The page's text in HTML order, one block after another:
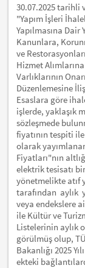
30.07.2025 tarihli
"Yapım İşleri
Yapılmasına Dair
Kanunlara,
ve
Hizmet
Varlıklarının
Düzenlemesine
Esaslara göre
işlerde, yaklaşık
sözleşmede
fiyatının tespiti
olarak
Fiyatları"nın
elektrik tesisatı
yönetmelikte atıf
tarafından aylık
veya endekslere
ile Kültür ve
Listelerinin aylık
görülmüş olup,
Bakanlığı 2025
ekteki